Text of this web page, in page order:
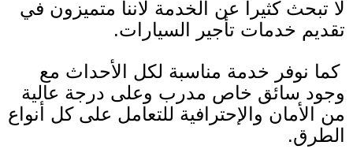
تقديم خدمات تأجير السيارات.
الطرق.